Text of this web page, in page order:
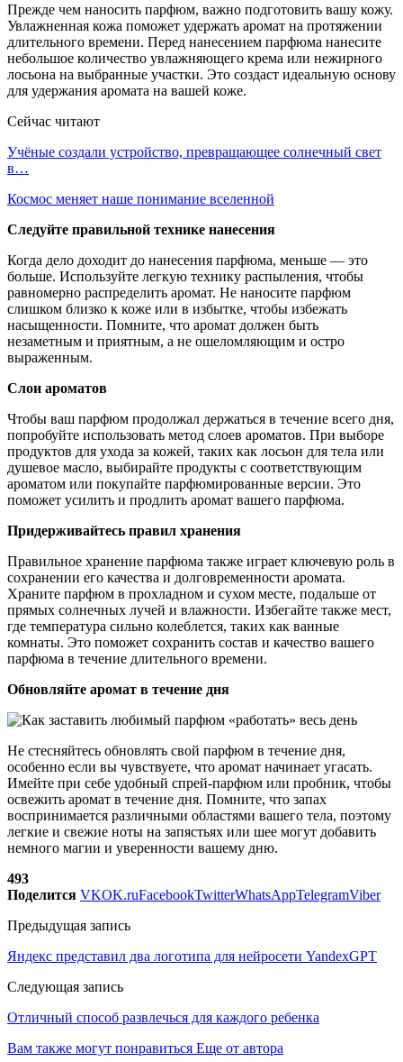
Прежде чем наносить парфюм, важно подготовить вашу кожу.
Увлажненная кожа поможет удержать аромат на протяжении
длительного времени. Перед нанесением парфюма нанесите
небольшое количество увлажняющего крема или нежирного
лосьона на выбранные участки. Это создаст идеальную основу
для удержания аромата на вашей коже.
Сейчас читают
Учёные создали устройство, превращающее солнечный свет
в…
Космос меняет наше понимание вселенной
Следуйте правильной технике нанесения
Когда дело доходит до нанесения парфюма, меньше — это
больше. Используйте легкую технику распыления, чтобы
равномерно распределить аромат. Не наносите парфюм
слишком близко к коже или в избытке, чтобы избежать
насыщенности. Помните, что аромат должен быть
незаметным и приятным, а не ошеломляющим и остро
выраженным.
Слои ароматов
Чтобы ваш парфюм продолжал держаться в течение всего дня,
попробуйте использовать метод слоев ароматов. При выборе
продуктов для ухода за кожей, таких как лосьон для тела или
душевое масло, выбирайте продукты с соответствующим
ароматом или покупайте парфюмированные версии. Это
поможет усилить и продлить аромат вашего парфюма.
Придерживайтесь правил хранения
Правильное хранение парфюма также играет ключевую роль в
сохранении его качества и долговременности аромата.
Храните парфюм в прохладном и сухом месте, подальше от
прямых солнечных лучей и влажности. Избегайте также мест,
где температура сильно колеблется, таких как ванные
комнаты. Это поможет сохранить состав и качество вашего
парфюма в течение длительного времени.
Обновляйте аромат в течение дня
Не стесняйтесь обновлять свой парфюм в течение дня,
особенно если вы чувствуете, что аромат начинает угасать.
Имейте при себе удобный спрей-парфюм или пробник, чтобы
освежить аромат в течение дня. Помните, что запах
воспринимается различными областями вашего тела, поэтому
легкие и свежие ноты на запястьях или шее могут добавить
немного магии и уверенности вашему дню.
493
Поделится VKOK.ruFacebookTwitterWhatsAppTelegramViber
Предыдущая запись
Яндекс представил два логотипа для нейросети YandexGPT
Следующая запись
Отличный способ развлечься для каждого ребенка
Вам также могут понравиться Еще от автора